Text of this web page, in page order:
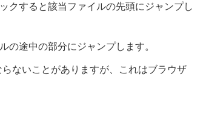
クすると該当ファイルの先頭にジャンプし
の途中の部分にジャンプします。
ないことがありますが、これはブラウザ